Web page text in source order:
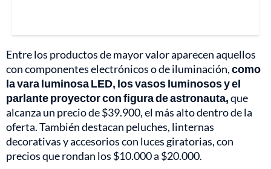
Entre los productos de mayor valor aparecen aquellos
con componentes electrónicos o de iluminación,como
la vara luminosa LED, los vasos luminosos y el
parlante proyector con figura de astronauta,que
alcanza un precio de $39.900, el más alto dentro de la
oferta. También destacan peluches, linternas
decorativas y accesorios con luces giratorias, con
precios que rondan los $10.000 a $20.000.